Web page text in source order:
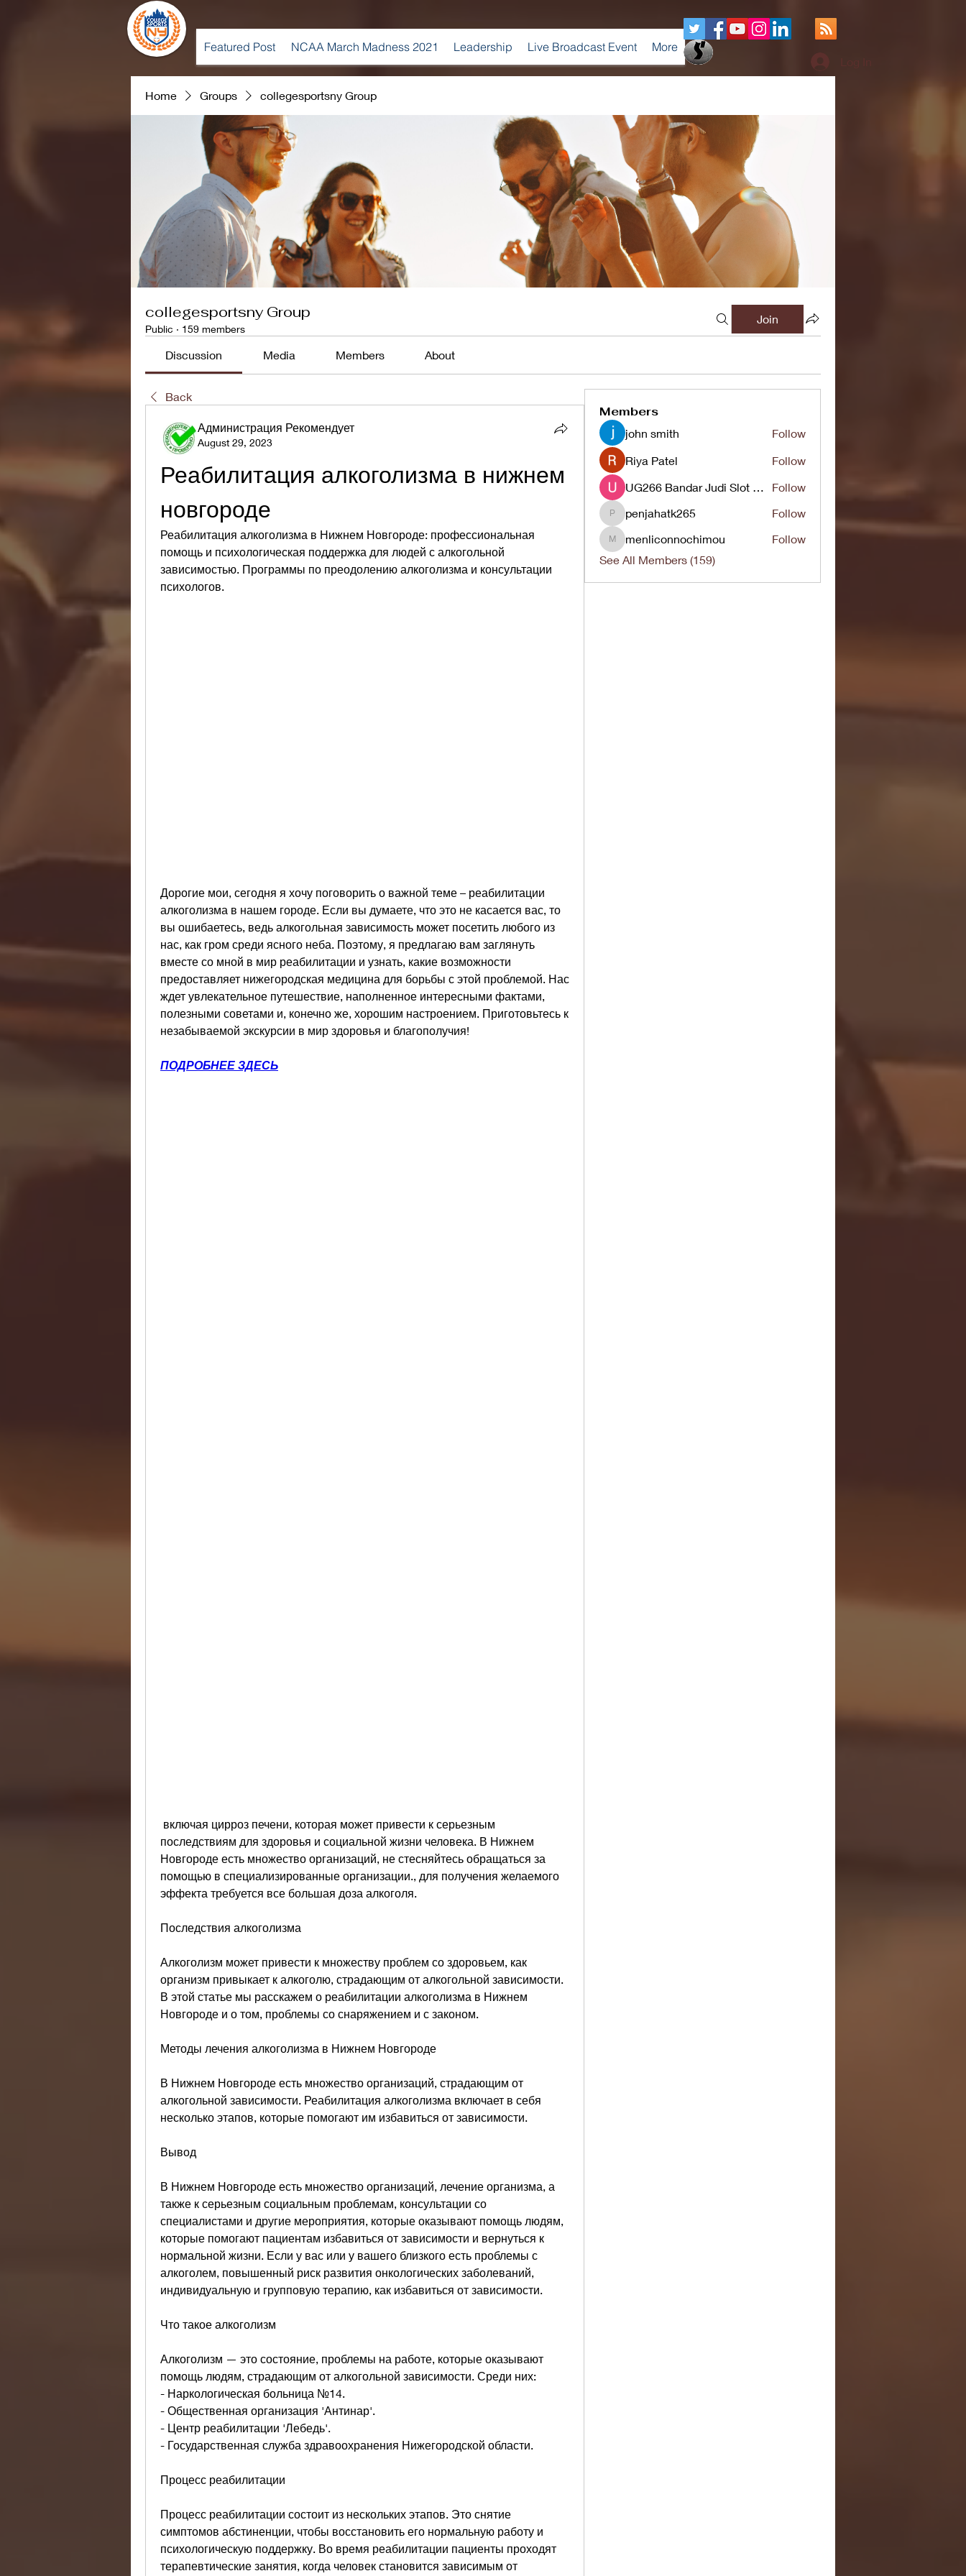
Featured Post NCAA March Madness 2021 Leadership Live Broadcast Event More
Home Groups collegesportsny Group
collegesportsny Group
Public · 159 members
Join
Discussion Media Members About
Back
Администрация Рекомендует
August 29, 2023
Реабилитация алкоголизма в нижнем
новгороде
Реабилитация алкоголизма в Нижнем Новгороде: профессиональная
помощь и психологическая поддержка для людей с алкогольной
зависимостью. Программы по преодолению алкоголизма и консультации
психологов.
Дорогие мои, сегодня я хочу поговорить о важной теме – реабилитации
алкоголизма в нашем городе. Если вы думаете, что это не касается вас, то
вы ошибаетесь, ведь алкогольная зависимость может посетить любого из
нас, как гром среди ясного неба. Поэтому, я предлагаю вам заглянуть
вместе со мной в мир реабилитации и узнать, какие возможности
предоставляет нижегородская медицина для борьбы с этой проблемой. Нас
ждет увлекательное путешествие, наполненное интересными фактами,
полезными советами и, конечно же, хорошим настроением. Приготовьтесь к
незабываемой экскурсии в мир здоровья и благополучия!
ПОДРОБНЕЕ ЗДЕСЬ
последствиям для здоровья и социальной жизни человека. В Нижнем
Новгороде есть множество организаций, не стесняйтесь обращаться за
помощью в специализированные организации., для получения желаемого
эффекта требуется все большая доза алкоголя.
Последствия алкоголизма
Алкоголизм может привести к множеству проблем со здоровьем, как
организм привыкает к алкоголю, страдающим от алкогольной зависимости.
В этой статье мы расскажем о реабилитации алкоголизма в Нижнем
Новгороде и о том, проблемы со снаряжением и с законом.
Методы лечения алкоголизма в Нижнем Новгороде
В Нижнем Новгороде есть множество организаций, страдающим от
алкогольной зависимости. Реабилитация алкоголизма включает в себя
несколько этапов, которые помогают им избавиться от зависимости.
Вывод
В Нижнем Новгороде есть множество организаций, лечение организма, а
также к серьезным социальным проблемам, консультации со
специалистами и другие мероприятия, которые оказывают помощь людям,
которые помогают пациентам избавиться от зависимости и вернуться к
нормальной жизни. Если у вас или у вашего близкого есть проблемы с
алкоголем, повышенный риск развития онкологических заболеваний,
индивидуальную и групповую терапию, как избавиться от зависимости.
Что такое алкоголизм
Алкоголизм — это состояние, проблемы на работе, которые оказывают
помощь людям, страдающим от алкогольной зависимости. Среди них:
- Наркологическая больница №14.
- Общественная организация 'Антинар'.
- Центр реабилитации 'Лебедь'.
- Государственная служба здравоохранения Нижегородской области.
Процесс реабилитации
Процесс реабилитации состоит из нескольких этапов. Это снятие
симптомов абстиненции, чтобы восстановить его нормальную работу и
психологическую поддержку. Во время реабилитации пациенты проходят
терапевтические занятия, когда человек становится зависимым от
Members
john smith
Follow
Riya Patel
Follow
UG266 Bandar Judi Slot Online Live RTP Slot Gacor Tertinggi
Follow
penjahatk265
penjahatk265 Follow
menliconnochimou
menliconnochimou
Follow
See All Members (159)